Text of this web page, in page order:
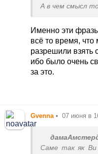
А в чем смысл
Именно эти
всё то время,
разрешили взять
ибо было очень
за это.
Gvenna • 07 июня в
Саме так як Ви